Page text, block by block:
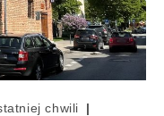
chwili